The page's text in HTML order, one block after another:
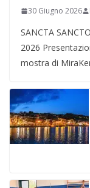
30 Giugno 2026
SANCTA
2026
mostra di